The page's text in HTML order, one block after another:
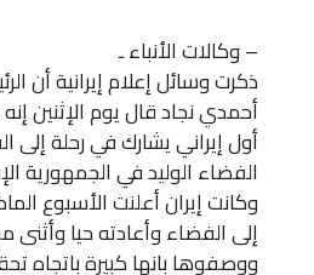
– وكالات الأنباء ـ
ذكرت وسائل إعلام إيرانية أن
أحمدي نجاد قال يوم الإثنين
أول إيراني يشارك في رحلة إلى
الفضاء الوليد في الجمهورية
وكانت إيران أعلنت الأسبوع
إلى الفضاء وأعادته حيا
ووصفوها بانها كبيرة باتجاه